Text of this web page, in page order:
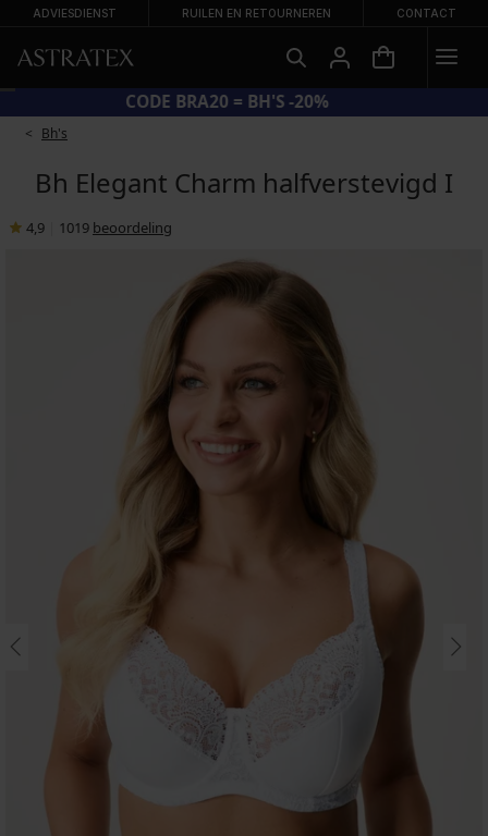
ADVIESDIENST RUILEN EN RETOURNEREN CONTACT
CODE BRA20 = BH'S -20%
Bh's
Bh Elegant Charm halfverstevigd I
4,9 1019 beoordeling